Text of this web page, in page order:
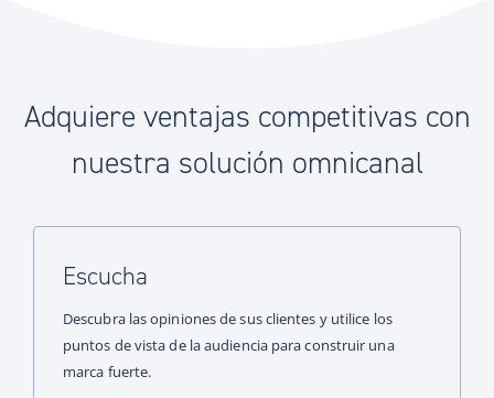
Adquiere ventajas competitivas con
nuestra solución omnicanal
Escucha
Descubra las opiniones de sus clientes y utilice los
puntos de vista de la audiencia para construir una
marca fuerte.